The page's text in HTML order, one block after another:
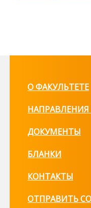
О ФАКУЛЬТЕТЕ
ДОКУМЕНТЫ
БЛАНКИ
КОНТАКТЫ
ОТПРАВИТЬ